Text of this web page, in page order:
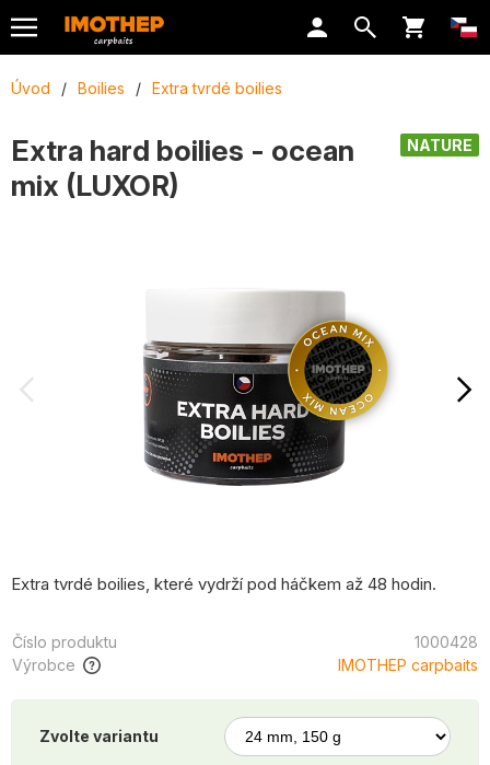
Úvod / Boilies / Extra tvrdé boilies
NATURE
Extra hard boilies - ocean
mix (LUXOR)
Extra tvrdé boilies, které vydrží pod háčkem až 48 hodin.
Číslo produktu
1000428
Výrobce
IMOTHEP carpbaits
Zvolte variantu